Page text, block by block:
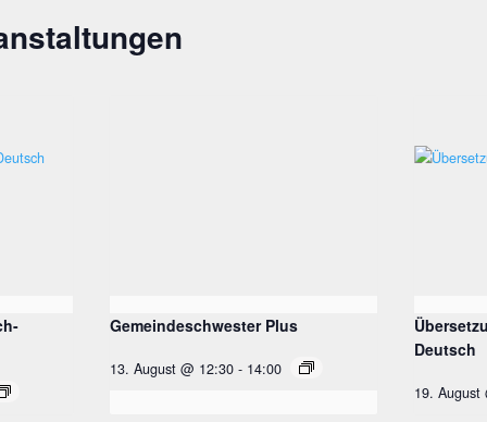
Gemeindeschwester Plus
13. August @ 12:30 - 14:00
Deutsch
19. August